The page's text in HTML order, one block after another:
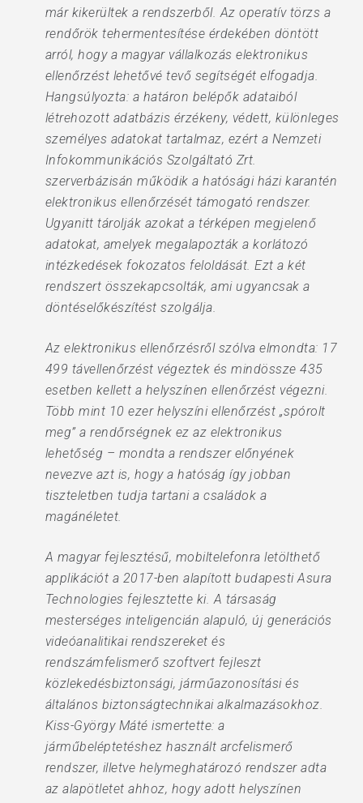
már kikerültek a rendszerből. Az operatív törzs a
rendőrök tehermentesítése érdekében döntött
arról, hogy a magyar vállalkozás elektronikus
ellenőrzést lehetővé tevő segítségét elfogadja.
Hangsúlyozta: a határon belépők adataiból
létrehozott adatbázis érzékeny, védett, különleges
személyes adatokat tartalmaz, ezért a Nemzeti
Infokommunikációs Szolgáltató Zrt.
szerverbázisán működik a hatósági házi karantén
elektronikus ellenőrzését támogató rendszer.
Ugyanitt tárolják azokat a térképen megjelenő
adatokat, amelyek megalapozták a korlátozó
intézkedések fokozatos feloldását. Ezt a két
rendszert összekapcsolták, ami ugyancsak a
döntéselőkészítést szolgálja.
Az elektronikus ellenőrzésről szólva elmondta: 17
499 távellenőrzést végeztek és mindössze 435
esetben kellett a helyszínen ellenőrzést végezni.
Több mint 10 ezer helyszíni ellenőrzést „spórolt
meg” a rendőrségnek ez az elektronikus
lehetőség – mondta a rendszer előnyének
nevezve azt is, hogy a hatóság így jobban
tiszteletben tudja tartani a családok a
magánéletet.
A magyar fejlesztésű, mobiltelefonra letölthető
applikációt a 2017-ben alapított budapesti Asura
Technologies fejlesztette ki. A társaság
mesterséges inteligencián alapuló, új generációs
videóanalitikai rendszereket és
rendszámfelismerő szoftvert fejleszt
közlekedésbiztonsági, járműazonosítási és
általános biztonságtechnikai alkalmazásokhoz.
Kiss-György Máté ismertette: a
járműbeléptetéshez használt arcfelismerő
rendszer, illetve helymeghatározó rendszer adta
az alapötletet ahhoz, hogy adott helyszínen